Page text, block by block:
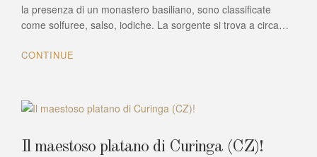
a
Galatro
(RC)
la presenza di un monastero basiliano, sono classificate
come solfuree, salso, iodiche. La sorgente si trova a circa…
CONTINUE
Il maestoso platano di Curinga (CZ)!